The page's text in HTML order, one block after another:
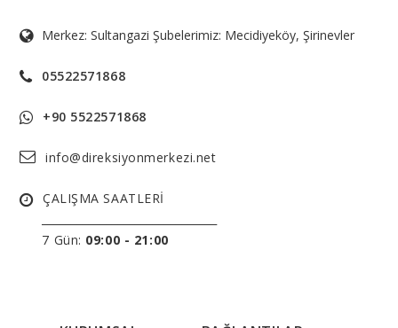
Merkez: Sultangazi Şubelerimiz: Mecidiyeköy, Şirinevler
05522571868
+90 5522571868
info@direksiyonmerkezi.net
ÇALIŞMA SAATLERİ
7 Gün: 09:00 - 21:00